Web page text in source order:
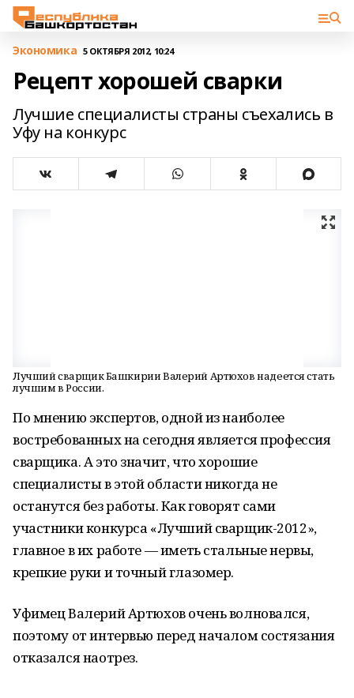
Экономика 5 ОКТЯБРЯ 2012, 10:24
Рецепт хорошей сварки
Лучшие специалисты страны съехались в
Уфу на конкурс
Лучший сварщик Башкирии Валерий Артюхов надеется стать
лучшим в России.
По мнению экспертов, одной из наиболее
востребованных на сегодня является профессия
сварщика. А это значит, что хорошие
специалисты в этой области никогда не
останутся без работы. Как говорят сами
участники конкурса «Лучший сварщик-2012»,
главное в их работе — иметь стальные нервы,
крепкие руки и точный глазомер.
Уфимец Валерий Артюхов очень волновался,
поэтому от интервью перед началом состязания
отказался наотрез.